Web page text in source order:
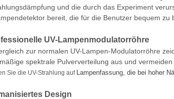
und die durch das Experiment
bereit, die für die Benutzer bequem zu
UV-Lampenmodulatorröhre
zur normalen UV-Lampen-Modulatorröhre
spektrale Pulververteilung aus und
Sie die UV-Strahlung auf Lampenfassung, die bei hoher
Design